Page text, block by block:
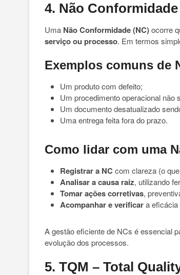
4. Não
Uma Não Conformidade (NC)ocorre
serviço ou processo. Em termos
Exemplos comuns de
Um produto com defeito;
Um procedimento operacional não
Um documento desatualizado
Uma entrega feita fora do prazo.
Como lidar com uma
Registrar a NCcom clareza (o
Analisar a causa raiz, utilizando
Tomar ações corretivas,
Acompanhar e verificara eficácia
A gestão eficiente de NCs é essencial
evolução dos processos.
5. TQM – Total